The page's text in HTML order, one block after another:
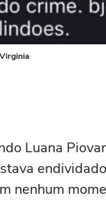
Luana
nenhum